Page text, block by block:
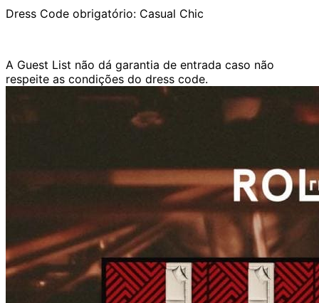
Dress Code obrigatório: Casual Chic
A Guest List não dá garantia de entrada caso não
respeite as condições do dress code.